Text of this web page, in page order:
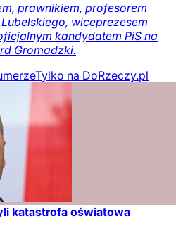
prawnikiem, profesorem
wiceprezesem
kandydatem PiS na
Gromadzki.
Tylko na DoRzeczy.pl
katastrofa oświatowa